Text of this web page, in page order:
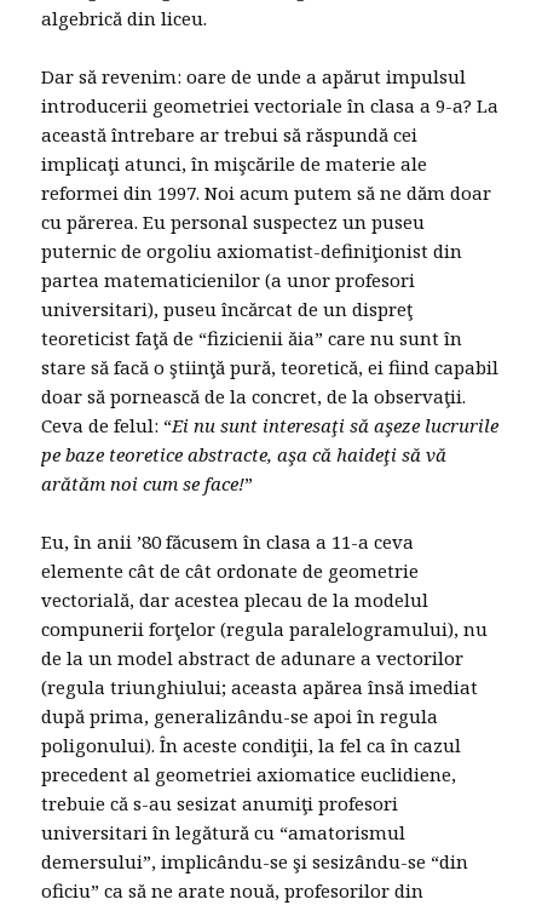
algebrică din liceu.
Dar să revenim: oare de unde a apărut impulsul
introducerii geometriei vectoriale în clasa a 9-a? La
această întrebare ar trebui să răspundă cei
implicaţi atunci, în mişcările de materie ale
reformei din 1997. Noi acum putem să ne dăm doar
cu părerea. Eu personal suspectez un puseu
puternic de orgoliu axiomatist-definiţionist din
partea matematicienilor (a unor profesori
universitari), puseu încărcat de un dispreţ
teoreticist faţă de “fizicienii ăia” care nu sunt în
stare să facă o ştiinţă pură, teoretică, ei fiind capabil
doar să pornească de la concret, de la observaţii.
Ceva de felul: “Ei nu sunt interesaţi să aşeze lucrurile
pe baze teoretice abstracte, aşa că haideţi să vă
arătăm noi cum se face!”
Eu, în anii ’80 făcusem în clasa a 11-a ceva
elemente cât de cât ordonate de geometrie
vectorială, dar acestea plecau de la modelul
compunerii forţelor (regula paralelogramului), nu
de la un model abstract de adunare a vectorilor
(regula triunghiului; aceasta apărea însă imediat
după prima, generalizându-se apoi în regula
poligonului). În aceste condiţii, la fel ca în cazul
precedent al geometriei axiomatice euclidiene,
trebuie că s-au sesizat anumiţi profesori
universitari în legătură cu “amatorismul
demersului”, implicându-se şi sesizându-se “din
oficiu” ca să ne arate nouă, profesorilor din